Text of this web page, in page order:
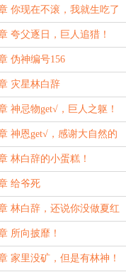
你现在不滚，我就生吃了
夸父逐日，巨人追猎！
伪神编号156
灾星林白辞
神忌物get√，巨人之躯！
神恩get√，感谢大自然的
林白辞的小蛋糕！
给爷死
林白辞，还说你没做夏红
狗？
所向披靡！
家里没矿，但是有林神！